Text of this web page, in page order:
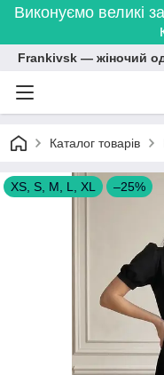
Виконуємо великі
Frankivsk — жіночий
Каталог товарів
XS, S, M, L, XL –25%